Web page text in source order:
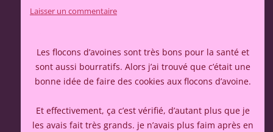
Laisser un commentaire
Les flocons d’avoines sont très bons pour la santé et
sont aussi bourratifs. Alors j’ai trouvé que c’était une
bonne idée de faire des cookies aux flocons d’avoine.
Et effectivement, ça c’est vérifié, d’autant plus que je
les avais fait très grands. je n’avais plus faim après en